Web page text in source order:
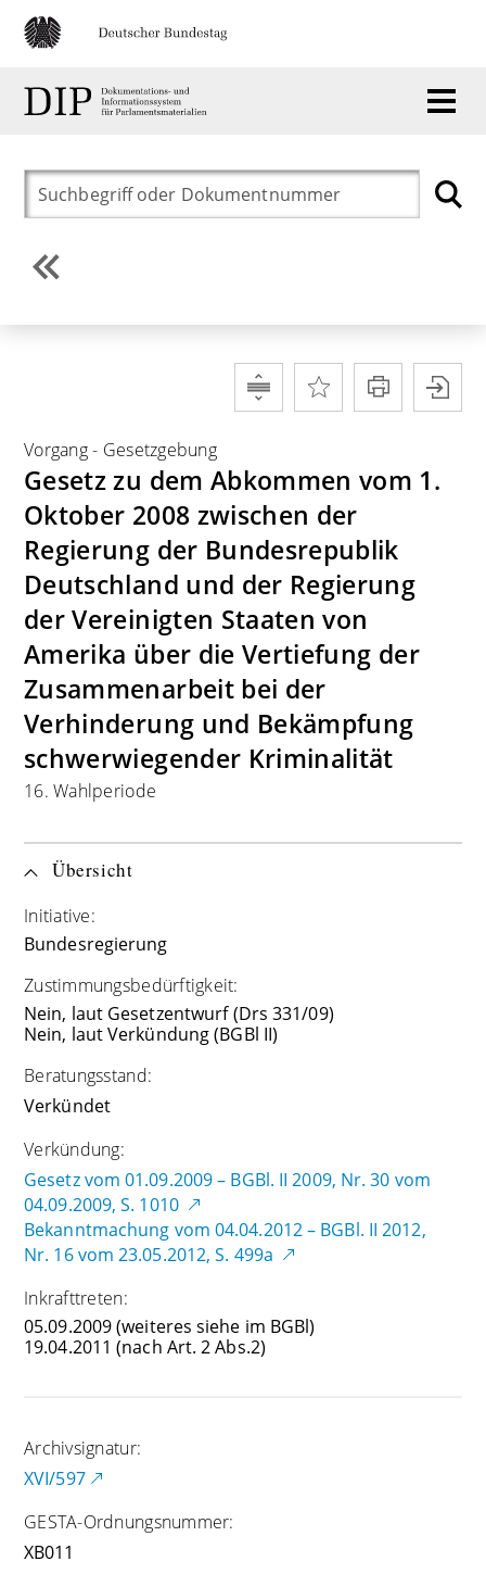
Vorgang- Gesetzgebung
Gesetz zu dem Abkommen vom 1.
Oktober 2008 zwischen der
Regierung der Bundesrepublik
Deutschland und der Regierung
der Vereinigten Staaten von
Amerika über die Vertiefung der
Zusammenarbeit bei der
Verhinderung und Bekämpfung
schwerwiegender Kriminalität
16. Wahlperiode
Übersicht
Initiative:
Bundesregierung
Zustimmungsbedürftigkeit:
Nein, laut Gesetzentwurf (Drs 331/09)
Nein, laut Verkündung (BGBl II)
Beratungsstand:
Verkündet
Verkündung:
Gesetz vom 01.09.2009 – BGBl. II 2009, Nr. 30 vom
04.09.2009, S. 1010
Bekanntmachung vom 04.04.2012 – BGBl. II 2012,
Nr. 16 vom 23.05.2012, S. 499a
Inkrafttreten:
05.09.2009(weiteres siehe im BGBl)
19.04.2011 (nach Art. 2 Abs.2)
Archivsignatur:
XVI/597
GESTA-Ordnungsnummer:
XB011